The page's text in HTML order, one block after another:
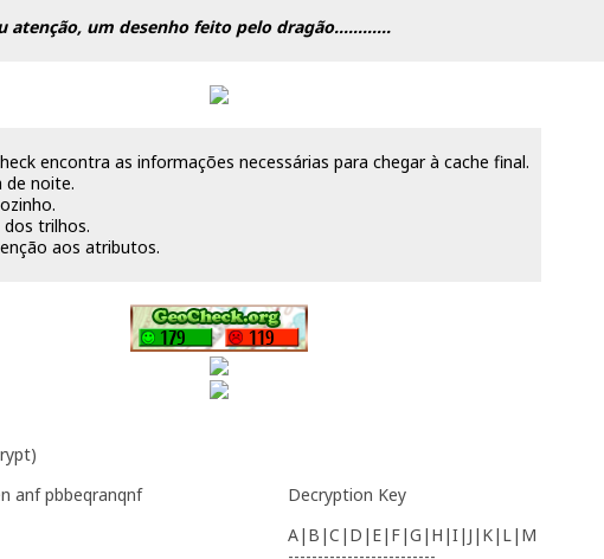
atenção, um desenho feito pelo dragão…………
encontra as informações necessárias para chegar à cache final.
de noite.
dos trilhos.
aos atributos.
)
anf pbbeqranqnf
Decryption Key
A|B|C|D|E|F|G|H|I|J|K|L|M